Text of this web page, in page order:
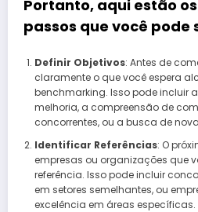
Portanto, aqui estão
passos que você pode
Definir Objetivos: Antes de
claramente o que você espera
benchmarking. Isso pode incluir
melhoria, a compreensão de
concorrentes, ou a busca de
Identificar Referências: O
empresas ou organizações que
referência. Isso pode incluir
em setores semelhantes, ou
excelência em áreas específicas.